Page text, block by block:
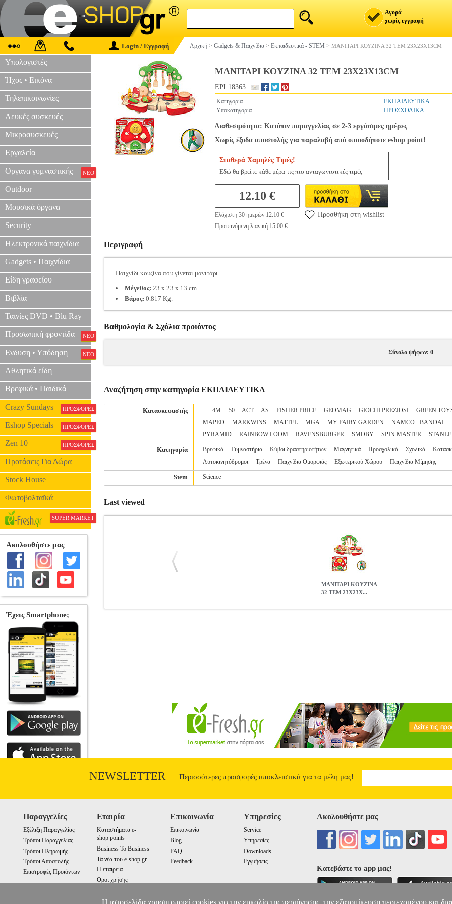
Αγορά
χωρίς εγγραφή
Login / Εγγραφή Αρχική > Gadgets & Παιχνίδια > Εκπαιδευτικά - STEM > ΜΑΝΙΤΑΡΙ ΚΟΥΖΙΝΑ 32 ΤΕΜ 23X23X13CM
Υπολογιστές
Ήχος • Εικόνα
Τηλεπικοινωνίες
Λευκές συσκευές
Μικροσυσκευές
Εργαλεία
Οργανα γυμναστικής ΝΕΟ
Outdoor
Μουσικά όργανα
Security
Ηλεκτρονικά παιχνίδια
Gadgets • Παιχνίδια
Είδη γραφείου
Βιβλία
Ταινίες DVD • Blu Ray
Προσωπική φροντίδα ΝΕΟ
Ενδυση • Υπόδηση ΝΕΟ
Αθλητικά είδη
Βρεφικά • Παιδικά
Crazy Sundays ΠΡΟΣΦΟΡΕΣ
Eshop Specials ΠΡΟΣΦΟΡΕΣ
Zen 10 ΠΡΟΣΦΟΡΕΣ
Προτάσεις Για Δώρα
Stock House
Φωτοβολταϊκά
SUPER MARKET
ΜΑΝΙΤΑΡΙ ΚΟΥΖΙΝΑ 32 ΤΕΜ 23X23X13CM
EPI.18363
Κατηγορία
ΕΚΠΑΙΔΕΥΤΙΚΑ
Υποκατηγορία
ΠΡΟΣΧΟΛΙΚΑ
Διαθεσιμότητα: Κατόπιν παραγγελίας σε 2-3 εργάσιμες ημέρες
Χωρίς έξοδα αποστολής για παραλαβή από οποιοδήποτε eshop point!
Σταθερά Χαμηλές Τιμές!
Εδώ θα βρείτε κάθε μέρα τις πιο ανταγωνιστικές τιμές
12.10 €
Ελάχιστη 30 ημερών 12.10 €
Προτεινόμενη λιανική 15.00 €
Προσθήκη στη wishlist
Περιγραφή
Παιχνίδι κουζίνα που γίνεται μανιτάρι.
Μέγεθος: 23 x 23 x 13 cm.
Βάρος: 0.817 Kg.
Βαθμολογία & Σχόλια προιόντος
Σύνολο ψήφων: 0
Αναζήτηση στην κατηγορία ΕΚΠΑΙΔΕΥΤΙΚΑ
Κατασκευαστής - 4M 50 ACT AS FISHER PRICE GEOMAG GIOCHI PREZIOSI GREEN
MAPED
MARKWINS MATTEL MGA MY FAIRY GARDEN NAMCO - BANDAI
PYRAMID
RAINBOW LOOM RAVENSBURGER SMOBY SPIN MASTER
Κατηγορία Βρεφικά Γυμναστήρια Κύβοι δραστηριοτήτων Μαγνητικά Προσχολικά Σχολικά
Αυτοκινητόδρομοι
Τρένα Παιχνίδια Ομορφιάς Εξωτερικού Χώρου Παιχνίδια Μίμησης
Stem Science
Last viewed
ΜΑΝΙΤΑΡΙ ΚΟΥΖΙΝΑ
32 ΤΕΜ 23X23X...
NEWSLETTER Περισσότερες προσφορές αποκλειστικά για τα μέλη μας!
Παραγγελίες
Εξέλιξη Παραγγελίας
Τρόποι Παραγγελίας
Τρόποι Πληρωμής
Τρόποι Αποστολής
Επιστροφές Προιόντων
Εταιρία
Καταστήματα e-
shop points
Business To Business
Τα νέα του e-shop.gr
Η εταιρεία
Οροι χρήσης
Επικοινωνία
Επικοινωνία
Blog
FAQ
Feedback
Υπηρεσίες
Service
Υπηρεσίες
Downloads
Εγγυήσεις
Ακολουθήστε μας
Κατεβάστε το app μας!